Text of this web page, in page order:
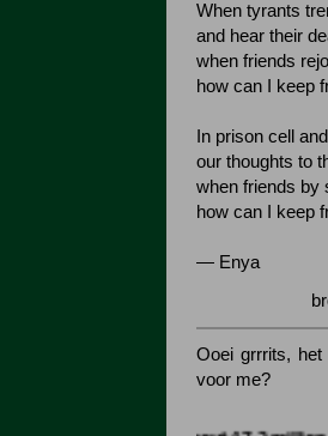
When tyrants
and hear their
when friends
how can I keep
In prison cell
our thoughts to
when friends by
how can I keep
— Enya
Ooei grrrits,
voor me?